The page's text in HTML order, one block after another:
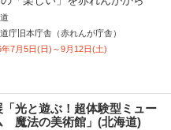
庁旧本庁舎（赤れんが庁舎）
年7月5日(日)～9月12日(土)
「光と遊ぶ！超体験型ミュー
魔法の美術館」(北海道)